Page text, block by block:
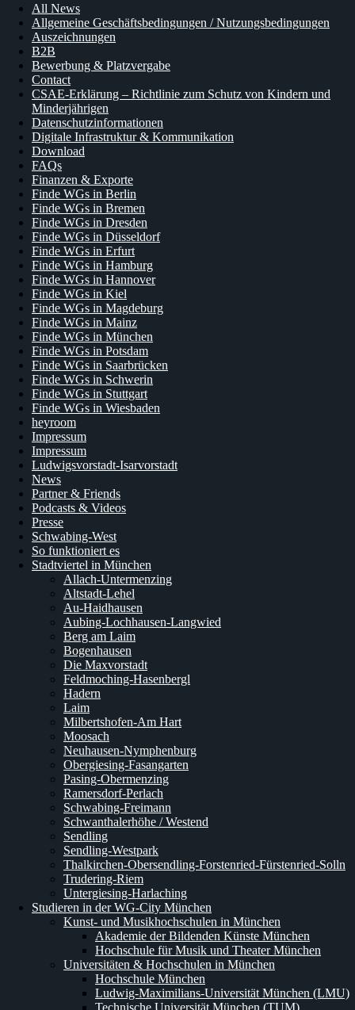
All News
Allgemeine Geschäftsbedingungen / Nutzungsbedingungen
Auszeichnungen
B2B
Bewerbung & Platzvergabe
Contact
CSAE-Erklärung – Richtlinie zum Schutz von Kindern und
Minderjährigen
Datenschutzinformationen
Digitale Infrastruktur & Kommunikation
Download
FAQs
Finanzen & Exporte
Finde WGs in Berlin
Finde WGs in Bremen
Finde WGs in Dresden
Finde WGs in Düsseldorf
Finde WGs in Erfurt
Finde WGs in Hamburg
Finde WGs in Hannover
Finde WGs in Kiel
Finde WGs in Magdeburg
Finde WGs in Mainz
Finde WGs in München
Finde WGs in Potsdam
Finde WGs in Saarbrücken
Finde WGs in Schwerin
Finde WGs in Stuttgart
Finde WGs in Wiesbaden
heyroom
Impressum
Impressum
Ludwigsvorstadt-Isarvorstadt
News
Partner & Friends
Podcasts & Videos
Presse
Schwabing-West
So funktioniert es
Stadtviertel in München
Allach-Untermenzing
Altstadt-Lehel
Au-Haidhausen
Aubing-Lochhausen-Langwied
Berg am Laim
Bogenhausen
Die Maxvorstadt
Feldmoching-Hasenbergl
Hadern
Laim
Milbertshofen-Am Hart
Moosach
Neuhausen-Nymphenburg
Obergiesing-Fasangarten
Pasing-Obermenzing
Ramersdorf-Perlach
Schwabing-Freimann
Schwanthalerhöhe / Westend
Sendling
Sendling-Westpark
Thalkirchen-Obersendling-Forstenried-Fürstenried-Solln
Trudering-Riem
Untergiesing-Harlaching
Studieren in der WG-City München
Kunst- und Musikhochschulen in München
Akademie der Bildenden Künste München
Hochschule für Musik und Theater München
Universitäten & Hochschulen in München
Hochschule München
Ludwig-Maximilians-Universität München (LMU)
Technische Universität München (TUM)